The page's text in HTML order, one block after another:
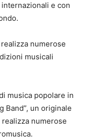
e con
numerose
musicali
musica popolare in
Band”, un originale
numerose